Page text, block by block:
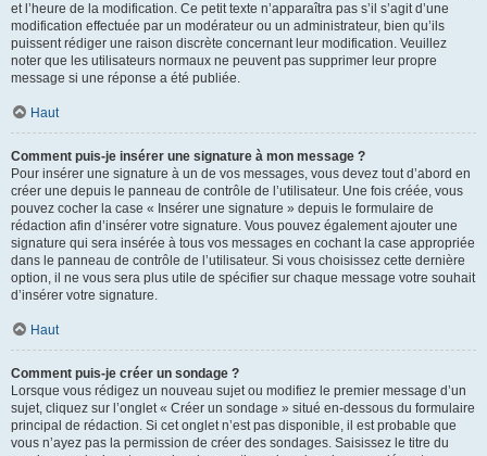
et l’heure de la modification. Ce petit texte n’apparaîtra pas s’il s’agit d’une
modification effectuée par un modérateur ou un administrateur, bien qu’ils
puissent rédiger une raison discrète concernant leur modification. Veuillez
noter que les utilisateurs normaux ne peuvent pas supprimer leur propre
message si une réponse a été publiée.
Haut
Comment puis-je insérer une signature à mon message ?
Pour insérer une signature à un de vos messages, vous devez tout d’abord en
créer une depuis le panneau de contrôle de l’utilisateur. Une fois créée, vous
pouvez cocher la case « Insérer une signature » depuis le formulaire de
rédaction afin d’insérer votre signature. Vous pouvez également ajouter une
signature qui sera insérée à tous vos messages en cochant la case appropriée
dans le panneau de contrôle de l’utilisateur. Si vous choisissez cette dernière
option, il ne vous sera plus utile de spécifier sur chaque message votre souhait
d’insérer votre signature.
Haut
Comment puis-je créer un sondage ?
Lorsque vous rédigez un nouveau sujet ou modifiez le premier message d’un
sujet, cliquez sur l’onglet « Créer un sondage » situé en-dessous du formulaire
principal de rédaction. Si cet onglet n’est pas disponible, il est probable que
vous n’ayez pas la permission de créer des sondages. Saisissez le titre du